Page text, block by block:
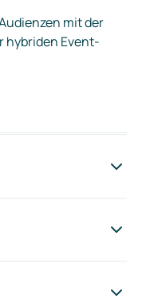
mit der
hybriden Event-